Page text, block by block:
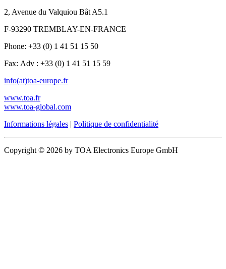
2, Avenue du Valquiou Bât A5.1
F-93290 TREMBLAY-EN-FRANCE
Phone: +33 (0) 1 41 51 15 50
Fax: Adv : +33 (0) 1 41 51 15 59
info(at)toa-europe.fr
www.toa.fr
www.toa-global.com
Informations légales | Politique de confidentialité
Copyright © 2026 by TOA Electronics Europe GmbH